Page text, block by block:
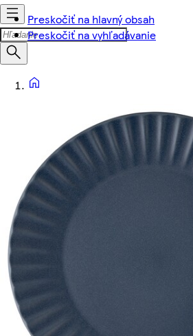
Preskočiť na hlavný obsah
Preskočiť na vyhľadávanie